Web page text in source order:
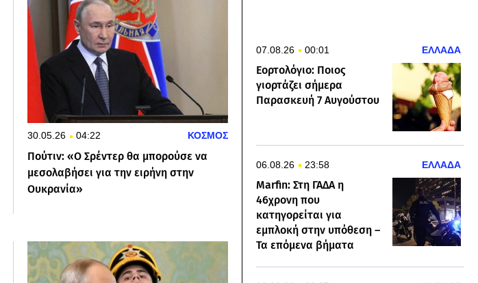
30.05.26 04:22 ΚΟΣΜΟΣ
Πούτιν: «Ο Σρέντερ θα μπορούσε να
μεσολαβήσει για την ειρήνη στην
Ουκρανία»
07.08.26 00:01 ΕΛΛΑΔΑ
Εορτολόγιο: Ποιος
γιορτάζει σήμερα
Παρασκευή 7 Αυγούστου
06.08.26 23:58 ΕΛΛΑΔΑ
Marfin: Στη ΓΑΔΑ η
46χρονη που
κατηγορείται για
εμπλοκή στην υπόθεση –
Τα επόμενα βήματα